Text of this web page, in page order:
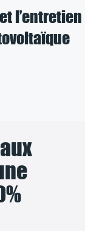
l’entretien